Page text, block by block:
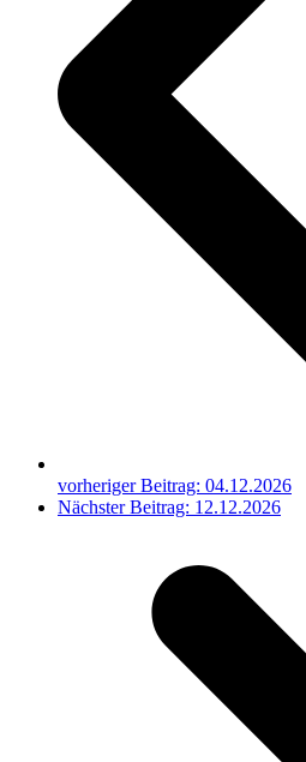
vorheriger Beitrag: 04.12.2026
Nächster Beitrag: 12.12.2026